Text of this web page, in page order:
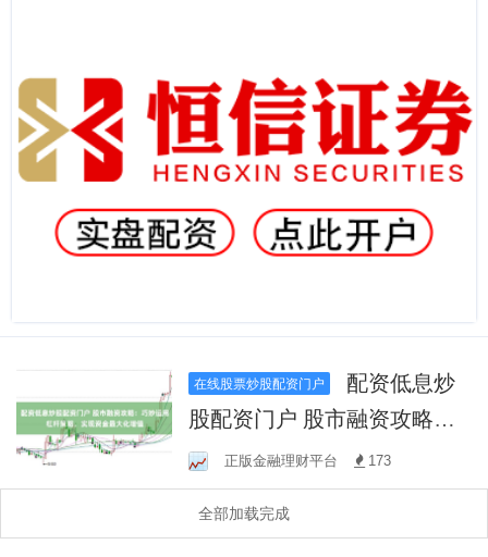
在线股票炒股配资门户
股配资门户 股市融资攻略：
巧妙运用杠杆策略，实现资
金最大化增值
正版金融理财平台 173
全部加载完成